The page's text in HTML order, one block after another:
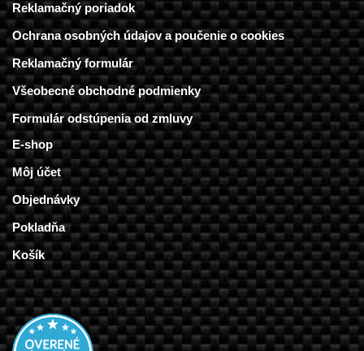
Reklamačný poriadok
Ochrana osobných údajov a poučenie o cookies
Reklamačný formulár
Všeobecné obchodné podmienky
Formulár odstúpenia od zmluvy
E-shop
Môj účet
Objednávky
Pokladňa
Košík